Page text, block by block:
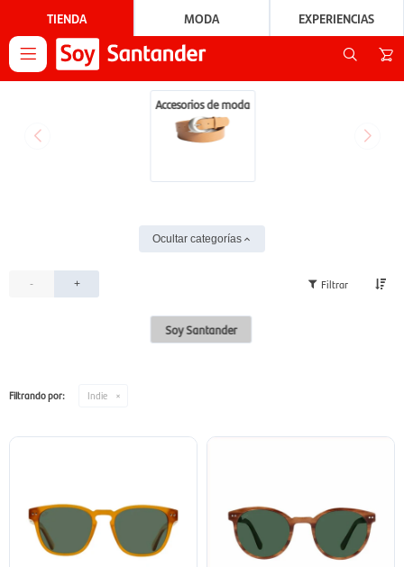
TIENDA MODA EXPERIENCIAS

Accesorios de moda
Ocultar categorías
- +
Soy Santander
Filtrando por: Indie